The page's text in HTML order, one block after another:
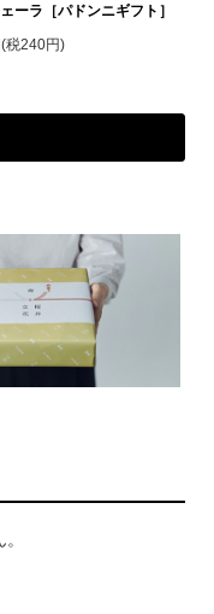
ーラ［パドンニギフト］
税240円)